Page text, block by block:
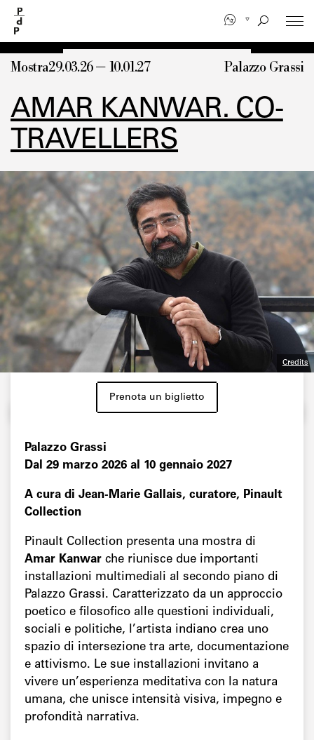
contenuto
principale
Mostra29.03.26 — 10.01.27 Palazzo Grassi
AMAR KANWAR. CO-
TRAVELLERS
Prenota un biglietto
Credits
Palazzo Grassi
Dal 29 marzo 2026 al 10 gennaio 2027
A cura di Jean-Marie Gallais, curatore, Pinault
Collection
Pinault Collection presenta una mostra di
Amar Kanwar che riunisce due importanti
installazioni multimediali al secondo piano di
Palazzo Grassi. Caratterizzato da un approccio
poetico e filosofico alle questioni individuali,
sociali e politiche, l’artista indiano crea uno
spazio di intersezione tra arte, documentazione
e attivismo. Le sue installazioni invitano a
vivere un’esperienza meditativa con la natura
umana, che unisce intensità visiva, impegno e
profondità narrativa.